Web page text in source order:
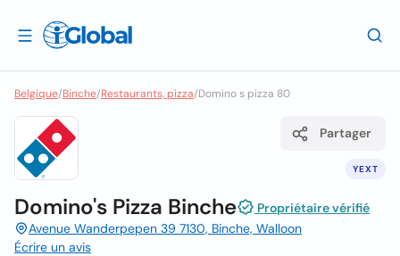
Belgique/Binche/Restaurants, pizza/Domino s pizza 80
YEXT
Partager
Domino's Pizza Binche
Propriétaire vérifié
Avenue Wanderpepen 39 7130, Binche, Walloon
Écrire un avis